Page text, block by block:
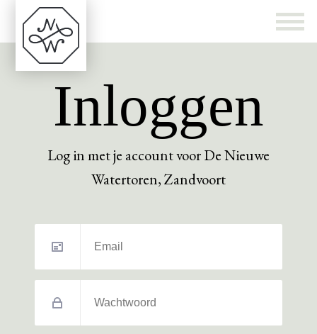
Inloggen
Log in met je account voor De Nieuwe
Watertoren, Zandvoort